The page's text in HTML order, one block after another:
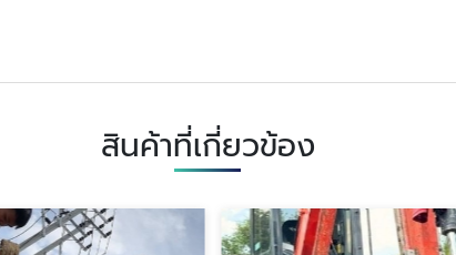
สินค้าที่เกี่ยวข้อง